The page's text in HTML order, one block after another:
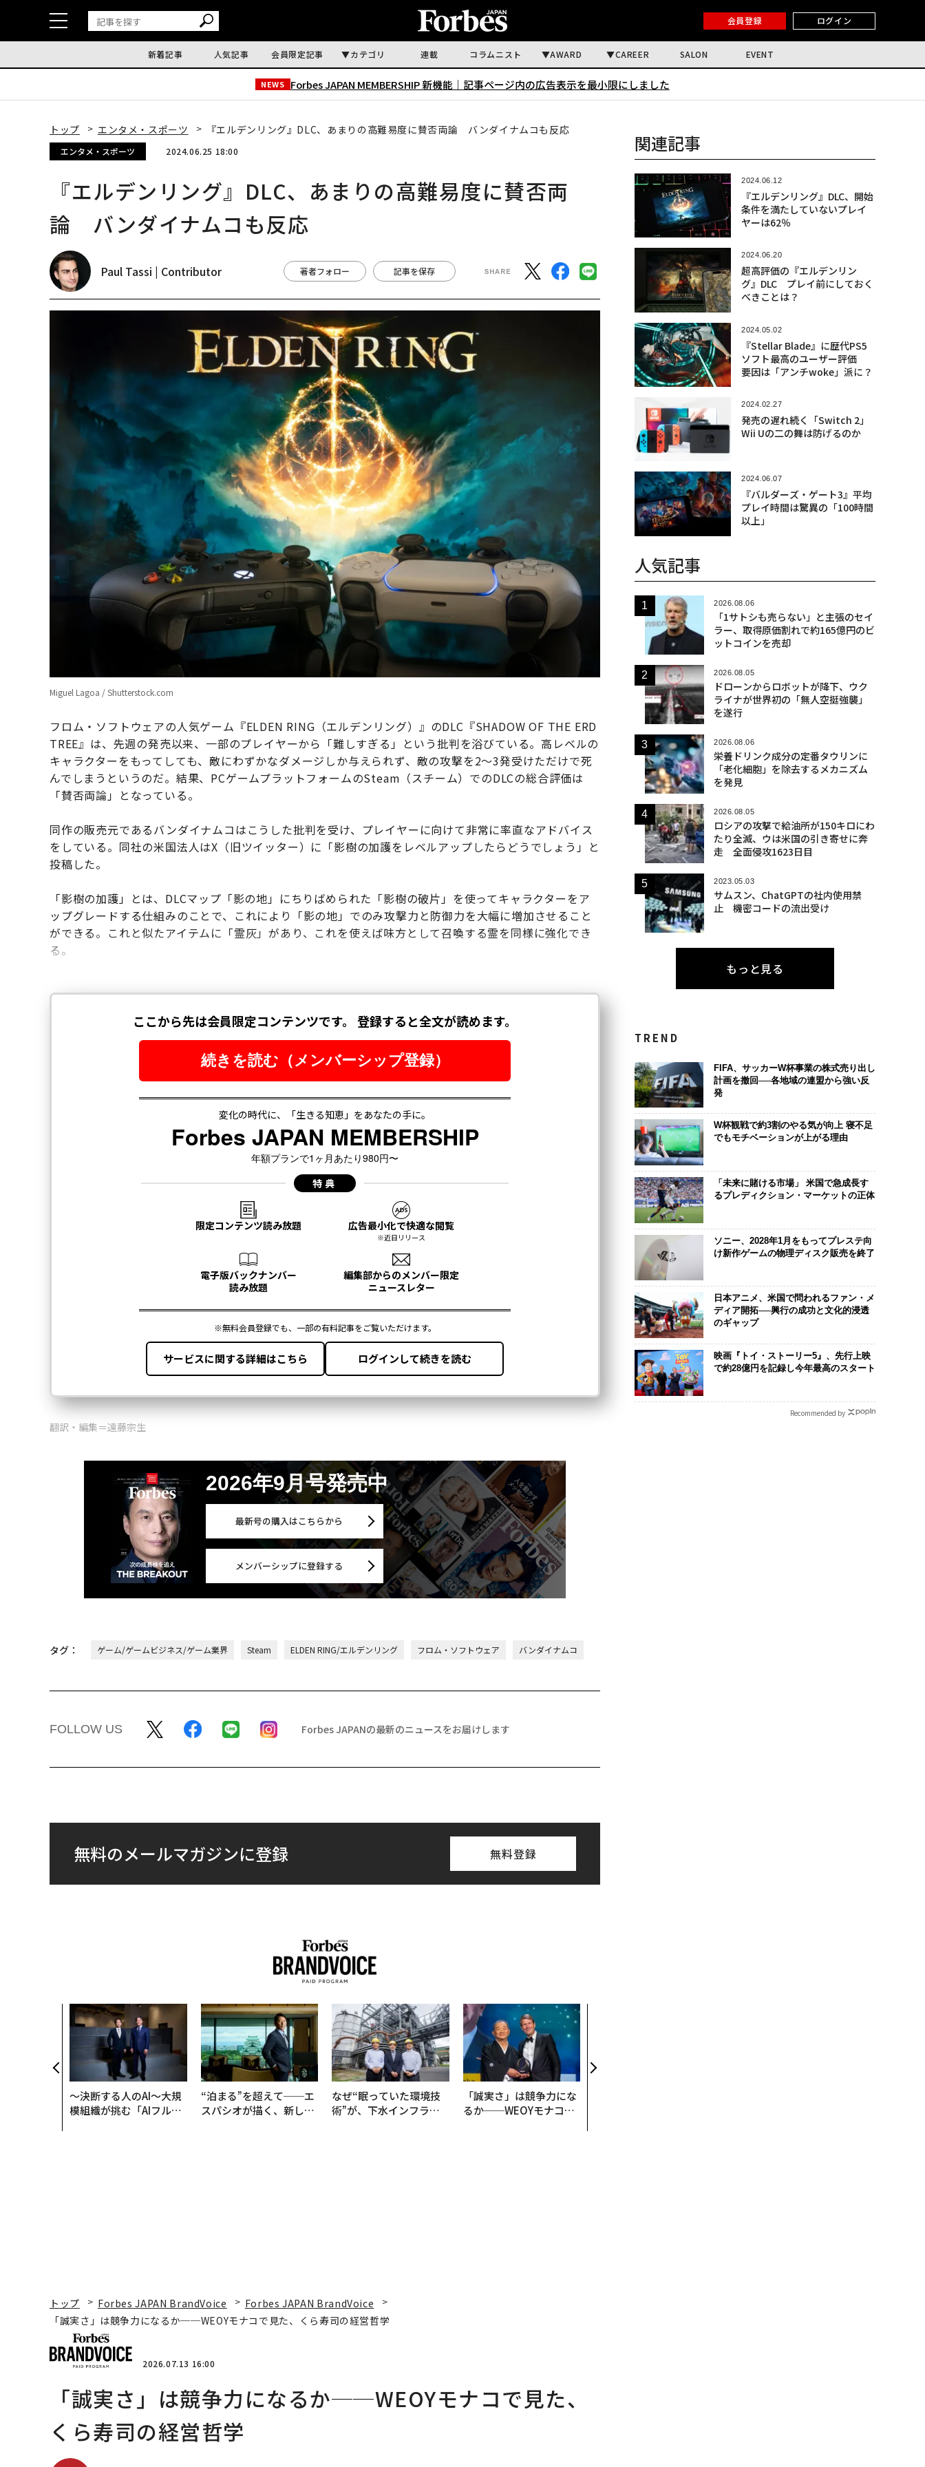
会員登録 ログイン
新着記事 人気記事 会員限定記事 カテゴリ 連載 コラムニスト AWARD CAREER SALON EVENT
NEWS Forbes JAPAN MEMBERSHIP 新機能｜ 記事ページ内の広告表示を最小限にしました
トップ エンタメ・スポーツ 『エルデンリング』DLC、あまりの高難易度に賛否両論 バンダイナムコも反応
エンタメ・スポーツ 2024.06.25 18:00
『エルデンリング』DLC、あまりの高難易度に賛否両
論 バンダイナムコも反応
Paul Tassi | Contributor 著者フォロー 記事を保存
Miguel Lagoa / Shutterstock.com
フロム・ソフトウェアの人気ゲーム『ELDEN RING（エルデンリング）』のDLC『SHADOW OF THE ERD
TREE』は、先週の発売以来、一部のプレイヤーから「難しすぎる」という批判を浴びている。高レベルの
キャラクターをもってしても、敵にわずかなダメージしか与えられず、敵の攻撃を2～3発受けただけで死
んでしまうというのだ。結果、PCゲームプラットフォームのSteam（スチーム）でのDLCの総合評価は
「賛否両論」となっている。
同作の販売元であるバンダイナムコはこうした批判を受け、プレイヤーに向けて非常に率直なアドバイス
をしている。同社の米国法人はX（旧ツイッター）に「影樹の加護をレベルアップしたらどうでしょう」と
投稿した。
「影樹の加護」とは、DLCマップ「影の地」にちりばめられた「影樹の破片」を使ってキャラクターをア
ップグレードする仕組みのことで、これにより「影の地」でのみ攻撃力と防御力を大幅に増加させること
ができる。これと似たアイテムに「霊灰」があり、これを使えば味方として召喚する霊を同様に強化でき
る。
翻訳・編集＝遠藤宗生
2026年9月号発売中
最新号の購入はこちらから
メンバーシップに登録する
タグ： ゲーム/ゲームビジネス/ゲーム業界 Steam ELDEN RING/エルデンリング フロム・ソフトウェア バンダイナムコ
FOLLOW US Forbes JAPANの最新のニュースをお届けします
無料のメールマガジンに登録 無料登録
〜決断する人のAI〜大規
模組織が挑む「AIフル実
“泊まる”を超えて──エ
スパシオが描く、新しい
なぜ“眠っていた環境技
術”が、下水インフラを
「誠実さ」は競争力にな
るか──WEOYモナコで
る1日│CAREER SUMMI
関連記事
2024.06.12
『エルデンリング』DLC、開始
条件を満たしていないプレイ
ヤーは62％
2024.06.20
超高評価の『エルデンリン
グ』DLC プレイ前にしておく
べきことは？
2024.05.02
『Stellar Blade』に歴代PS5
ソフト最高のユーザー評価
要因は「アンチwoke」派に？
2024.02.27
発売の遅れ続く「Switch 2」
Wii Uの二の舞は防げるのか
2024.06.07
『バルダーズ・ゲート3』平均
プレイ時間は驚異の「100時間
以上」
人気記事
2026.08.06
「1サトシも売らない」と主張のセイ
ラー、取得原価割れで約165億円のビ
ットコインを売却
2026.08.05
ドローンからロボットが降下、ウク
ライナが世界初の「無人空挺強襲」
を遂行
2026.08.06
栄養ドリンク成分の定番タウリンに
「老化細胞」を除去するメカニズム
を発見
2026.08.05
ロシアの攻撃で給油所が150キロにわ
たり全滅、ウは米国の引き寄せに奔
走 全面侵攻1623日目
2023.05.03
サムスン、ChatGPTの社内使用禁
止 機密コードの流出受け
もっと見る
TREND
FIFA、サッカーW杯事業の株式売り出し
計画を撤回──各地域の連盟から強い反
発
W杯観戦で約3割のやる気が向上 寝不足
でもモチベーションが上がる理由
「未来に賭ける市場」 米国で急成長す
るプレディクション・マーケットの正体
ソニー、2028年1月をもってプレステ向
け新作ゲームの物理ディスク販売を終了
日本アニメ、米国で問われるファン・メ
ディア開拓──興行の成功と文化的浸透
のギャップ
映画『トイ・ストーリー5』、先行上映
で約28億円を記録し今年最高のスタート
Recommended by
トップ Forbes JAPAN BrandVoice
Forbes JAPAN BrandVoice
「誠実さ」は競争力になるか──WEOYモナコで見た、くら寿司の経営哲学
2026.07.13 16:00
「誠実さ」は競争力になるか──WEOYモナコで見た、
くら寿司の経営哲学